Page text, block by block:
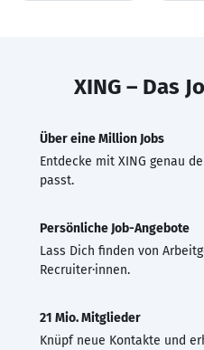
XING – Das
Über eine Million Jobs
Entdecke mit XING genau
passt.
Persönliche Job-Angebote
Lass Dich finden von
Recruiter·innen.
21 Mio. Mitglieder
Knüpf neue Kontakte und